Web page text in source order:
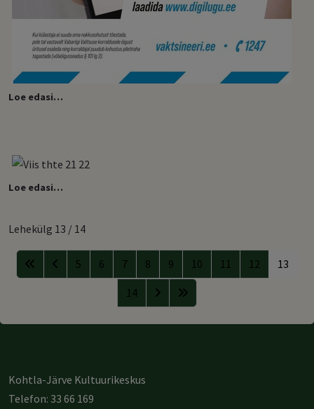
Loe edasi…
Loe edasi…
Lehekülg 13 / 14
5 6 7 8 9 10 11 12 13
14
Kohtla-Järve Kultuurikeskus
Telefon: 33 66 169